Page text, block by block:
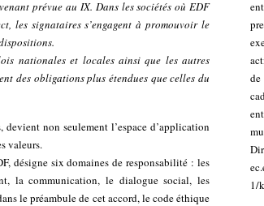
prévue au IX. Dans les sociétés où EDF
les signataires s’engagent à promouvoir le
nationales et locales ainsi que les autres
des obligations plus étendues que celles du
non seulement l’espace d’application
valeurs.
désigne six domaines de responsabilité : les
la communication, le dialogue social, les
le préambule de cet accord, le code éthique
1/